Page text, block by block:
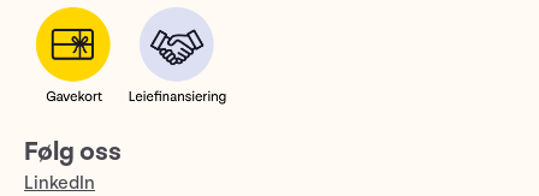
Følg oss
LinkedIn